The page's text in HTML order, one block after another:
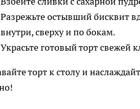
Разрежьте остывший бисквит
внутри, сверху и по бокам.
Украсьте готовый торт свежей
торт к столу и